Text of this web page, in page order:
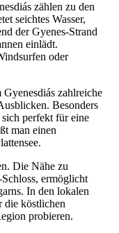
zählen zu den
seichtes Wasser,
der Gyenes-Strand
einlädt.
oder
zahlreiche
Besonders
perfekt für eine
man einen
Die Nähe zu
ermöglicht
In den lokalen
die köstlichen
probieren.